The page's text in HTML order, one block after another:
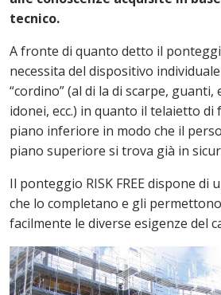
tecnico.
A fronte di quanto detto il
necessita del dispositivo
“cordino” (al di la di scarpe,
idonei, ecc.) in quanto il telaietto di
piano inferiore in modo che il
piano superiore si trova già in
Il ponteggio RISK FREE dispone di
che lo completano e gli
facilmente le diverse esigenze del